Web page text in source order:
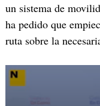
un sistema de
ha pedido que
ruta sobre la